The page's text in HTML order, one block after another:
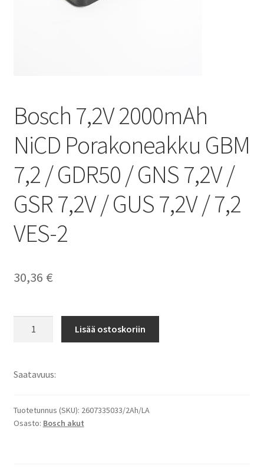
Bosch 7,2V 2000mAh
NiCD Porakoneakku GBM
7,2 / GDR50 / GNS 7,2V /
GSR 7,2V / GUS 7,2V / 7,2
VES-2
30,36 €
Porakoneakku
7,2
/
Lisää ostoskoriin
Saatavuus:
Tuotetunnus (SKU): 2607335033/2Ah/LA
Osasto: Bosch akut